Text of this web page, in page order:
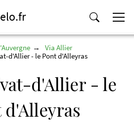
Via Allier
d'Allier - le Pont d'Alleyras
d'Allier - le
d'Alleyras